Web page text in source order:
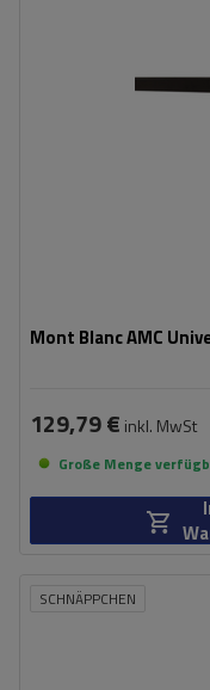
Mont Blanc AMC
129,79 € inkl. MwSt
Große Menge
SCHNÄPPCHEN